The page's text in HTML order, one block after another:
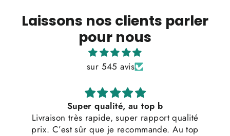
Laissons nos clients parler
pour nous
sur 545 avis
super rapport qualité
recommande. Au top
Convient